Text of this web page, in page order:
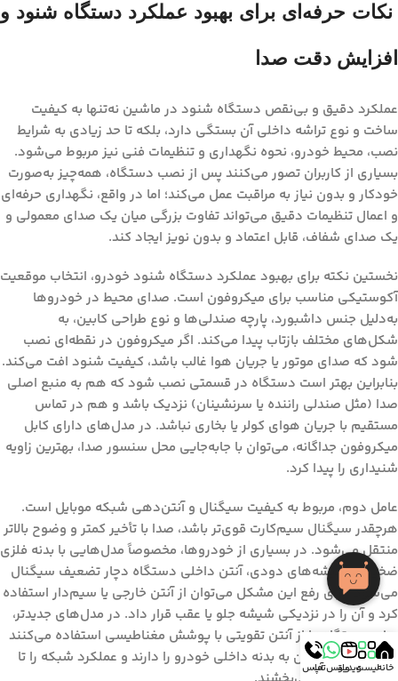
نکات حرفه‌ای برای بهبود عملکرد دستگاه شنود و
افزایش دقت صدا
عملکرد دقیق و بی‌نقص دستگاه شنود در ماشین نه‌تنها به کیفیت
ساخت و نوع تراشه داخلی آن بستگی دارد، بلکه تا حد زیادی به شرایط
نصب، محیط خودرو، نحوه نگهداری و تنظیمات فنی نیز مربوط می‌شود.
بسیاری از کاربران تصور می‌کنند پس از نصب دستگاه، همه‌چیز به‌صورت
خودکار و بدون نیاز به مراقبت عمل می‌کند؛ اما در واقع، نگهداری حرفه‌ای
و اعمال تنظیمات دقیق می‌تواند تفاوت بزرگی میان یک صدای معمولی و
یک صدای شفاف، قابل اعتماد و بدون نویز ایجاد کند.
نخستین نکته برای بهبود عملکرد دستگاه شنود خودرو، انتخاب موقعیت
آکوستیکی مناسب برای میکروفون است. صدای محیط در خودروها
به‌دلیل جنس داشبورد، پارچه صندلی‌ها و نوع طراحی کابین، به
شکل‌های مختلف بازتاب پیدا می‌کند. اگر میکروفون در نقطه‌ای نصب
شود که صدای موتور یا جریان هوا غالب باشد، کیفیت شنود افت می‌کند.
بنابراین بهتر است دستگاه در قسمتی نصب شود که هم به منبع اصلی
صدا (مثل صندلی راننده یا سرنشینان) نزدیک باشد و هم در تماس
مستقیم با جریان هوای کولر یا بخاری نباشد. در مدل‌های دارای کابل
میکروفون جداگانه، می‌توان با جابه‌جایی محل سنسور صدا، بهترین زاویه
شنیداری را پیدا کرد.
عامل دوم، مربوط به کیفیت سیگنال و آنتن‌دهی شبکه موبایل است.
هرچقدر سیگنال سیم‌کارت قوی‌تر باشد، صدا با تأخیر کمتر و وضوح بالاتر
منتقل می‌شود. در بسیاری از خودروها، مخصوصاً مدل‌هایی با بدنه فلزی
ضخیم یا شیشه‌های دودی، آنتن داخلی دستگاه دچار تضعیف سیگنال
می‌شود. برای رفع این مشکل می‌توان از آنتن خارجی یا سیم‌دار استفاده
کرد و آن را در نزدیکی شیشه جلو یا عقب قرار داد. در مدل‌های جدیدتر،
برخی دستگاه‌ها از آنتن تقویتی با پوشش مغناطیسی استفاده می‌کنند
که قابلیت چسبیدن به بدنه داخلی خودرو را دارند و عملکرد شبکه را تا
خانهلیستویدیوواتس آپتماس